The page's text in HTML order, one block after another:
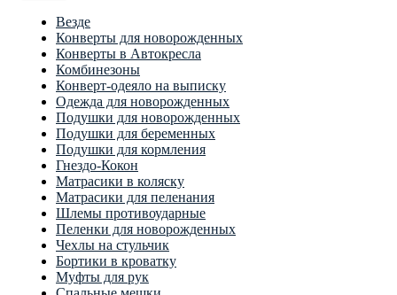
Везде
Конверты для новорожденных
Конверты в Автокресла
Комбинезоны
Конверт-одеяло на выписку
Одежда для новорожденных
Подушки для новорожденных
Подушки для беременных
Подушки для кормления
Гнездо-Кокон
Матрасики в коляску
Матрасики для пеленания
Шлемы противоударные
Пеленки для новорожденных
Чехлы на стульчик
Бортики в кроватку
Муфты для рук